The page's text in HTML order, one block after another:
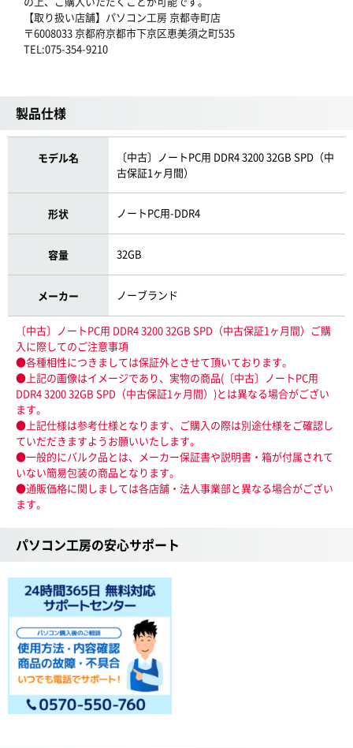
【取り扱い店舗】パソコン工房 京都寺町店
〒6008033 京都府京都市下京区恵美須之町535
TEL:075-354-9210
製品仕様
モデル名
〔中古〕ノートPC用 DDR4 3200 32GB SPD（中
古保証1ヶ月間）
形状 ノートPC用-DDR4
容量 32GB
メーカー ノーブランド
〔中古〕ノートPC用 DDR4 3200 32GB SPD（中古保証1ヶ月間）ご購
入に際してのご注意事項
●各種相性につきましては保証外とさせて頂いております。
●上記の画像はイメージであり、実物の商品(〔中古〕ノートPC用
DDR4 3200 32GB SPD（中古保証1ヶ月間）)とは異なる場合がござい
ます。
●上記仕様は参考仕様となります、ご購入の際は別途仕様をご確認し
ていだだきますようお願いいたします。
●一般的にバルク品とは、メーカー保証書や説明書・箱が付属されて
いない簡易包装の商品となります。
●通販価格に関しましては各店舗・法人事業部と異なる場合がござい
ます。
パソコン工房の安心サポート